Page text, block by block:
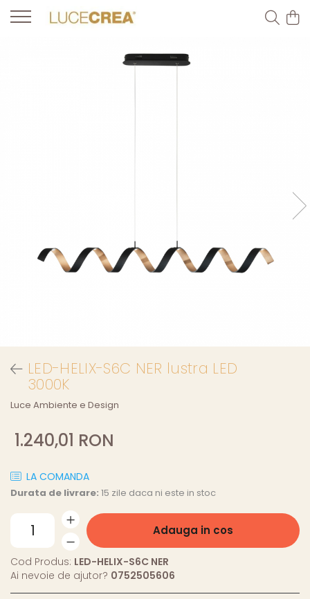
LED-HELIX-S6C NER lustra LED
3000K
Luce Ambiente e Design
1.240,01 RON
LA COMANDA
Durata de livrare: 15 zile daca ni este in stoc
Adauga in cos
Cod Produs: LED-HELIX-S6C NER
Ai nevoie de ajutor? 0752505606